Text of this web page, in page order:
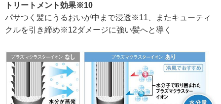
トリートメント効果※10
パサつく髪にうるおいが中まで浸透※11、またキューティ
クルを引き締め※12ダメージに強い髪へと導く